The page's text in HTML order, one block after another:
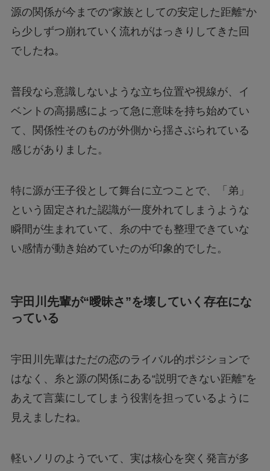
源の関係が今までの“家族としての安定した距離”か
ら少しずつ崩れていく流れがはっきりしてきた回
でしたね。
普段なら意識しないような立ち位置や視線が、イ
ベントの高揚感によって急に意味を持ち始めてい
て、関係性そのものが外側から揺さぶられている
感じがありました。
特に源が王子役として舞台に立つことで、「弟」
という固定された認識が一度外れてしまうような
瞬間が生まれていて、糸の中でも整理できていな
い感情が動き始めていたのが印象的でした。
宇田川先輩が“曖昧さ”を壊していく存在にな
っている
宇田川先輩はただの恋のライバル的ポジションで
はなく、糸と源の関係にある“説明できない距離”を
あえて言葉にしてしまう役割を担っているように
見えましたね。
軽いノリのようでいて、実は核心を突く発言が多